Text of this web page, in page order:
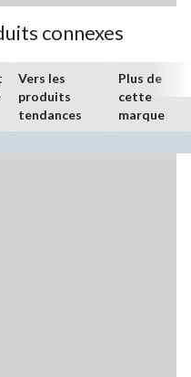
connexes
Vers les
produits
tendances
Plus de
cette
marque